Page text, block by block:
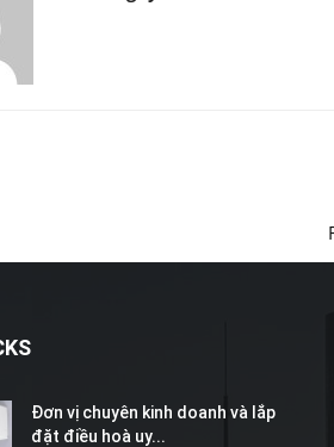
Đơn vị chuyên kinh doanh và lắp
đặt điều hoà uy...